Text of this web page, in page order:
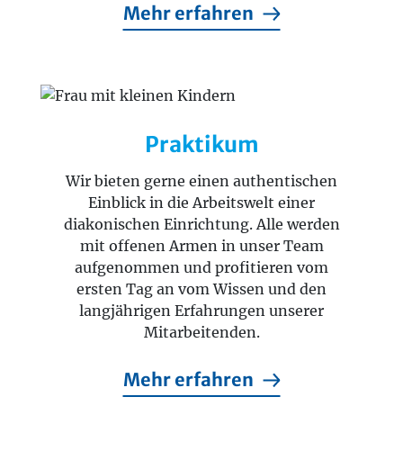
Mehr erfahren
Praktikum
Wir bieten gerne einen authentischen
Einblick in die Arbeitswelt einer
diakonischen Einrichtung. Alle werden
mit offenen Armen in unser Team
aufgenommen und profitieren vom
ersten Tag an vom Wissen und den
langjährigen Erfahrungen unserer
Mitarbeitenden.
Mehr erfahren